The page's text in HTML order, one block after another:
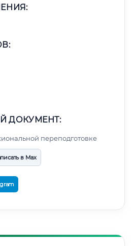
ДОКУМЕНТ:
переподготовке
в Max